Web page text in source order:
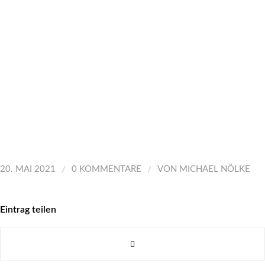
20. MAI 2021 / 0 KOMMENTARE / VON MICHAEL NÖLKE
Eintrag teilen